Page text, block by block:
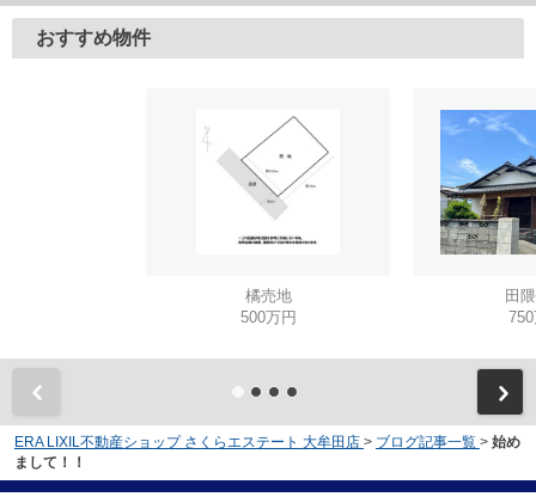
おすすめ物件
橘売地
500万円
田
ERA LIXIL不動産ショップ さくらエステート 大牟田店 > ブログ記事一覧 > 始め
まして！！